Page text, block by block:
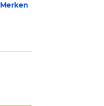
Merken